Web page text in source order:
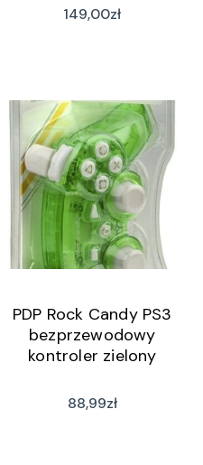
149,00zł
PDP Rock Candy PS3
bezprzewodowy
kontroler zielony
88,99zł